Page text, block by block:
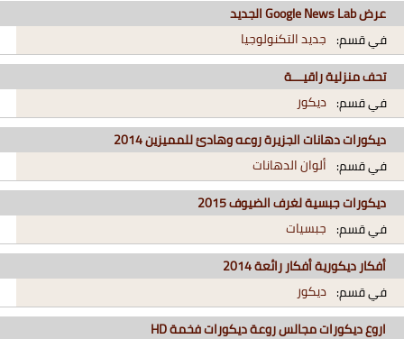
عرض Google News Lab الجديد
في قسم: جديد التكنولوجيا
تحف منزلية راقيـــة
في قسم: ديكور
ديكورات دهانات الجزيرة روعه وهادئ للمميزين 2014
في قسم: ألوان الدهانات
ديكورات جبسية لغرف الضيوف 2015
في قسم: جبسيات
أفكار ديكورية أفكار رائعة 2014
في قسم: ديكور
اروع ديكورات مجالس روعة ديكورات فخمة HD